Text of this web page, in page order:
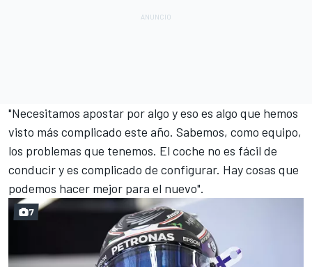
"Necesitamos apostar por algo y eso es algo que hemos
visto más complicado este año. Sabemos, como equipo,
los problemas que tenemos. El coche no es fácil de
conducir y es complicado de configurar. Hay cosas que
podemos hacer mejor para el nuevo".
7